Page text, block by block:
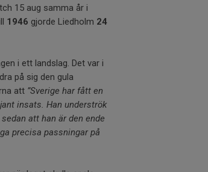
15 aug samma år i
1946 gjorde Liedholm 24
i ett landslag. Det var i
på sig den gula
att ”Sverige har fått en
insats. Han underströk
att han är den ende
precisa passningar på